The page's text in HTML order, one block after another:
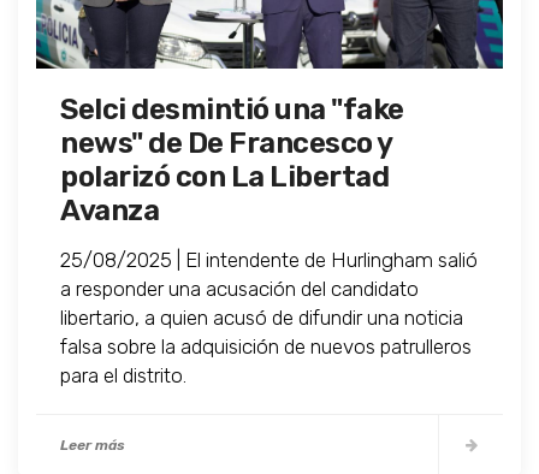
Selci desmintió una "fake
news" de De Francesco y
polarizó con La Libertad
Avanza
25/08/2025 | El intendente de Hurlingham salió
a responder una acusación del candidato
libertario, a quien acusó de difundir una noticia
falsa sobre la adquisición de nuevos patrulleros
para el distrito.
Leer más